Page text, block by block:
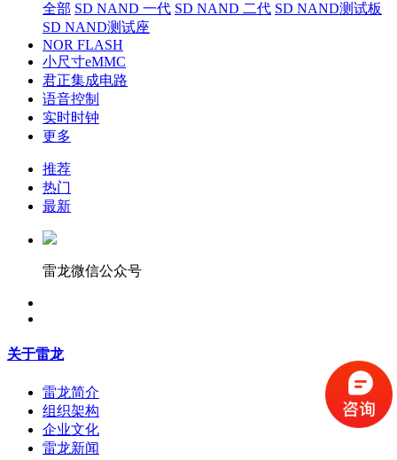
全部 SD NAND 一代 SD NAND 二代 SD NAND测试板
SD NAND测试座
NOR FLASH
小尺寸eMMC
君正集成电路
语音控制
实时时钟
更多
推荐
热门
最新
雷龙微信公众号
关于雷龙
雷龙简介
组织架构
企业文化
雷龙新闻